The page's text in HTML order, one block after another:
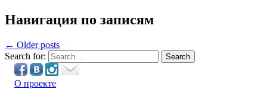
Навигация по записям
← Older posts
Search for:
Search
О проекте